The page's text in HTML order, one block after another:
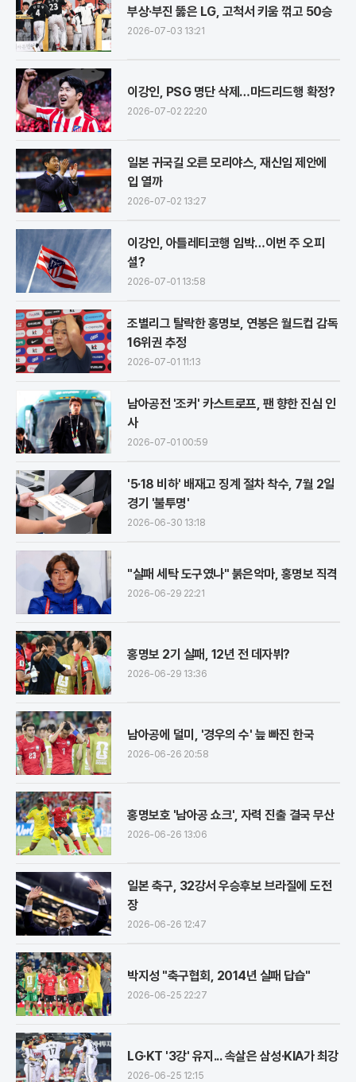
부상·부진 뚫은 LG, 고척서 키움 꺾고 50승
2026-07-03 13:21
이강인, PSG 명단 삭제…마드리드행 확정?
2026-07-02 22:20
일본 귀국길 오른 모리야스, 재신임 제안에
입 열까
2026-07-02 13:27
이강인, 아틀레티코행 임박…이번 주 오피
셜?
2026-07-01 13:58
조별리그 탈락한 홍명보, 연봉은 월드컵 감독
16위권 추정
2026-07-01 11:13
남아공전 '조커' 카스트로프, 팬 향한 진심 인
사
2026-07-01 00:59
'5·18 비하' 배재고 징계 절차 착수, 7월 2일
경기 '불투명'
2026-06-30 13:18
"실패 세탁 도구였나" 붉은악마, 홍명보 직격
2026-06-29 22:21
홍명보 2기 실패, 12년 전 데자뷔?
2026-06-29 13:36
남아공에 덜미, '경우의 수' 늪 빠진 한국
2026-06-26 20:58
홍명보호 '남아공 쇼크', 자력 진출 결국 무산
2026-06-26 13:06
일본 축구, 32강서 우승후보 브라질에 도전
장
2026-06-26 12:47
박지성 "축구협회, 2014년 실패 답습"
2026-06-25 22:27
LG·KT '3강' 유지... 속살은 삼성·KIA가 최강
2026-06-25 12:15